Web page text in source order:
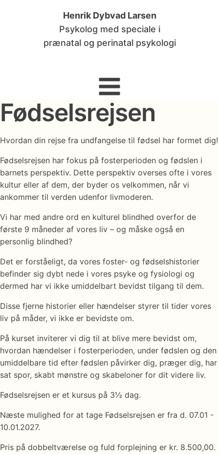
Henrik Dybvad Larsen
Psykolog med speciale i
prænatal og perinatal psykologi
Fødselsrejsen
Hvordan din rejse fra undfangelse til fødsel har formet dig!
Fødselsrejsen har fokus på fosterperioden og fødslen i
barnets perspektiv. Dette perspektiv overses ofte i vores
kultur eller af dem, der byder os velkommen, når vi
ankommer til verden udenfor livmoderen.
Vi har med andre ord en kulturel blindhed overfor de
første 9 måneder af vores liv – og måske også en
personlig blindhed?
Det er forståeligt, da vores foster- og fødselshistorier
befinder sig dybt nede i vores psyke og fysiologi og
dermed har vi ikke umiddelbart bevidst tilgang til dem.
Disse fjerne historier eller hændelser styrer til tider vores
liv på måder, vi ikke er bevidste om.
På kurset inviterer vi dig til at blive mere bevidst om,
hvordan hændelser i fosterperioden, under fødslen og den
umiddelbare tid efter fødslen påvirker dig, præger dig, har
sat spor, skabt mønstre og skabeloner for dit videre liv.
Fødselsrejsen er et kursus på 3½ dag.
Næste mulighed for at tage Fødselsrejsen er fra d. 07.01 -
10.01.2027.
Pris på dobbeltværelse og fuld forplejning er kr. 8.500,00.